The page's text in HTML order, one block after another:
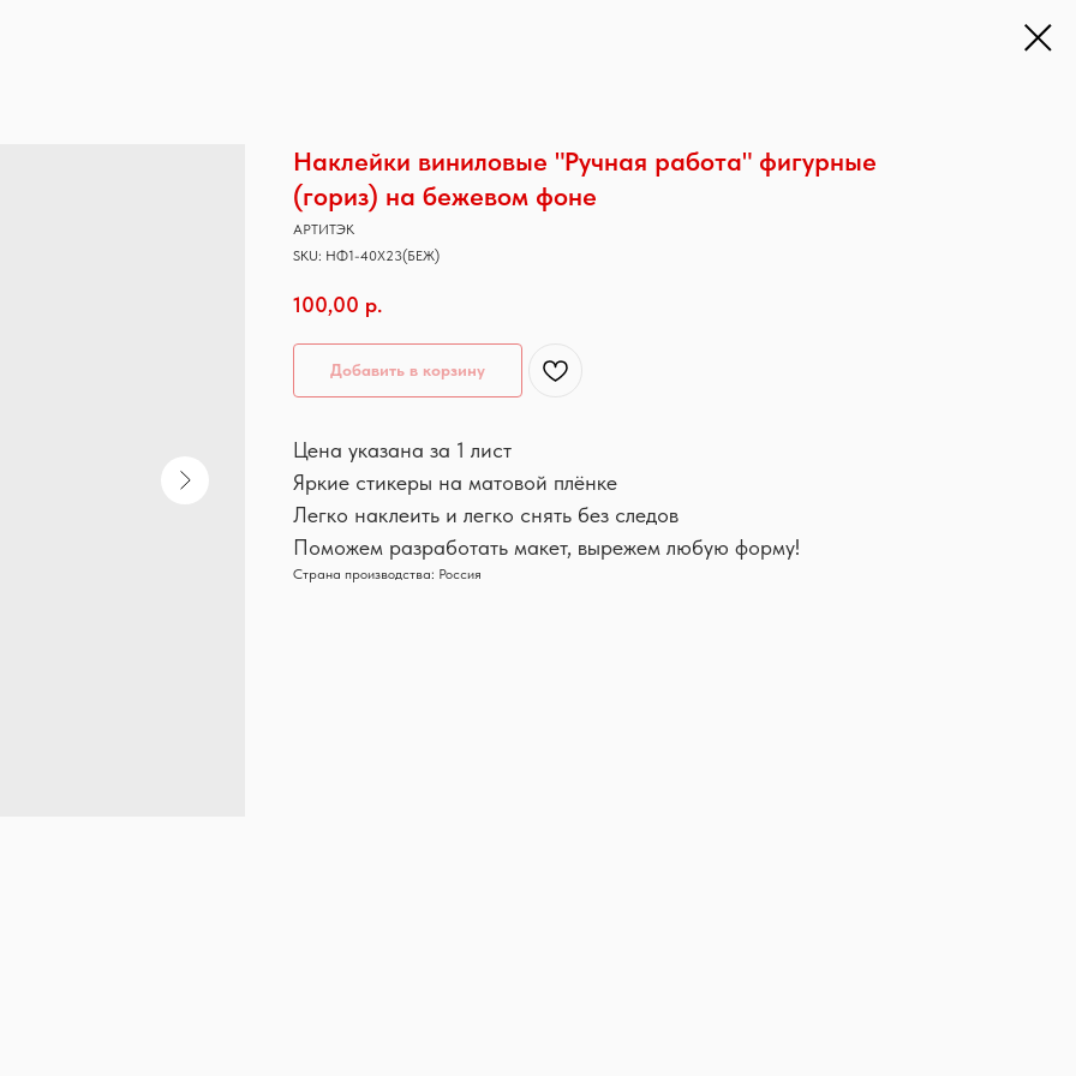
Наклейки виниловые "Ручная работа" фигурные
(гориз) на бежевом фоне
АРТИТЭК
SKU: НФ1-40Х23(БЕЖ)
100,00 р.
Добавить в корзину
Цена указана за 1 лист
Яркие стикеры на матовой плёнке
Легко наклеить и легко снять без следов
Поможем разработать макет, вырежем любую форму!
Страна производства: Россия